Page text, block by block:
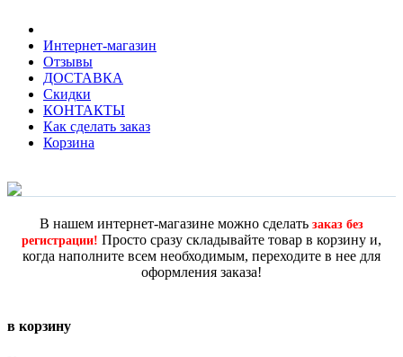
Интернет-магазин
Отзывы
ДОСТАВКА
Скидки
КОНТАКТЫ
Как сделать заказ
Корзина
В нашем интернет-магазине можно сделать заказ без
регистрации! Просто сразу складывайте товар в корзину и,
когда наполните всем необходимым, переходите в нее для
оформления заказа!
в корзину